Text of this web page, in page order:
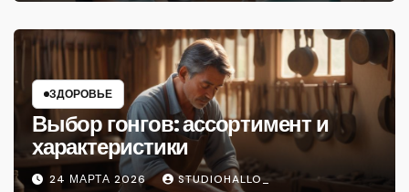
ЗДОРОВЬЕ
Выбор гонгов: ассортимент и
характеристики
24 МАРТА 2026 STUDIOHALLO_